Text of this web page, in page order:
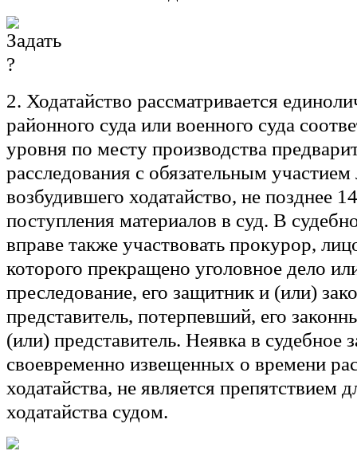
2. Ходатайство рассматривается
районного суда или военного суда
уровня по месту производства
расследования с обязательным участием
возбудившего ходатайство, не позднее
поступления материалов в суд. В
вправе также участвовать прокурор,
которого прекращено уголовное дело
преследование, его защитник и (или)
представитель, потерпевший, его
(или) представитель. Неявка в судебное
своевременно извещенных о времени
ходатайства, не является препятствием
ходатайства судом.